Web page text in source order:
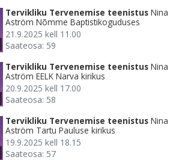
Tervikliku Tervenemise teenistus Nina
Aström Nõmme Baptistikoguduses
21.9.2025 kell 11.00
Saateosa: 59
Tervikliku Tervenemise teenistus Nina
Aström EELK Narva kirikus
20.9.2025 kell 17.00
Saateosa: 58
Tervikliku Tervenemise teenistus Nina
Aström Tartu Pauluse kirikus
19.9.2025 kell 18.15
Saateosa: 57